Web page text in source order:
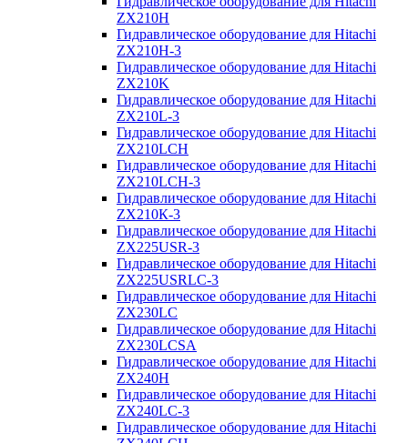
ZX210H
Гидравлическое оборудование для Hitachi
ZX210H-3
Гидравлическое оборудование для Hitachi
ZX210K
Гидравлическое оборудование для Hitachi
ZX210L-3
Гидравлическое оборудование для Hitachi
ZX210LCH
Гидравлическое оборудование для Hitachi
ZX210LCH-3
Гидравлическое оборудование для Hitachi
ZX210К-3
Гидравлическое оборудование для Hitachi
ZX225USR-3
Гидравлическое оборудование для Hitachi
ZX225USRLC-3
Гидравлическое оборудование для Hitachi
ZX230LC
Гидравлическое оборудование для Hitachi
ZX230LCSA
Гидравлическое оборудование для Hitachi
ZX240H
Гидравлическое оборудование для Hitachi
ZX240LC-3
Гидравлическое оборудование для Hitachi